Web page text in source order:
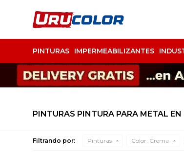
PINTURAS IMPERMEABILIZANTES
PINTURAS PINTURA PARA METAL EN
Filtrando por: Pinturas Color: Crema